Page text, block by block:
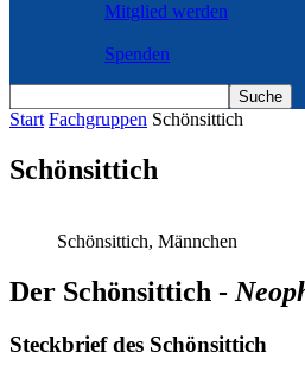
Mitglied werden
Spenden
Start Fachgruppen Schönsittich
Schönsittich
Schönsittich, Männchen
Der Schönsittich -
Steckbrief des Schönsittich